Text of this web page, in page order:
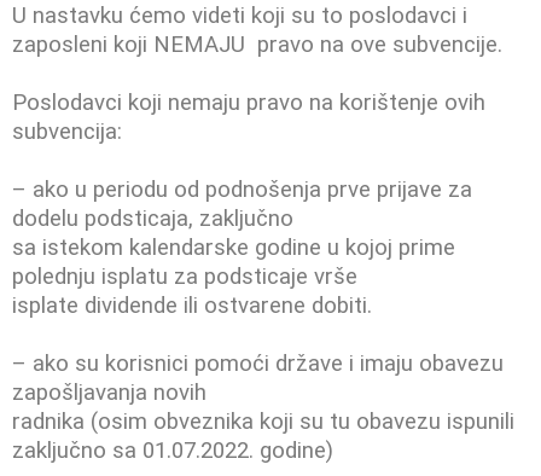
U nastavku ćemo videti koji su to poslodavci i
zaposleni koji NEMAJU pravo na ove subvencije.
Poslodavci koji nemaju pravo na korištenje ovih
subvencija:
– ako u periodu od podnošenja prve prijave za
dodelu podsticaja, zaključno
sa istekom kalendarske godine u kojoj prime
polednju isplatu za podsticaje vrše
isplate dividende ili ostvarene dobiti.
– ako su korisnici pomoći države i imaju obavezu
zapošljavanja novih
radnika (osim obveznika koji su tu obavezu ispunili
zaključno sa 01.07.2022. godine)